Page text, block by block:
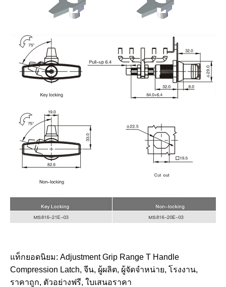
แท็กยอดนิยม: Adjustment Grip Range T Handle
Compression Latch, จีน, ผู้ผลิต, ผู้จัดจำหน่าย, โรงงาน,
ราคาถูก, ตัวอย่างฟรี, ใบเสนอราคา